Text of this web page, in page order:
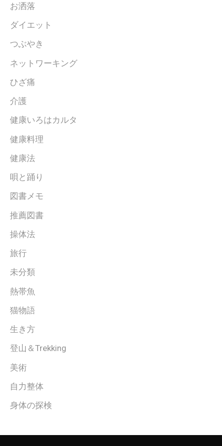
お洒落
ダイエット
つぶやき
ネットワーキング
ひざ痛
介護
健康いろはカルタ
健康料理
健康法
唄と踊り
図書メモ
推薦図書
操体法
旅行
未分類
熱帯魚
猫物語
生き方
登山＆Trekking
美術
自力整体
身体の探検